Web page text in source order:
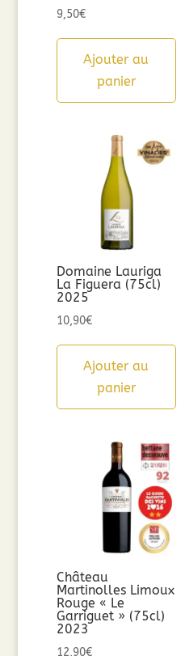
9,50€
Ajouter au
panier
Domaine Lauriga
La Figuera (75cl)
2025
10,90€
Ajouter au
panier
Château
Martinolles Limoux
Rouge « Le
Garriguet » (75cl)
2023
12,90€